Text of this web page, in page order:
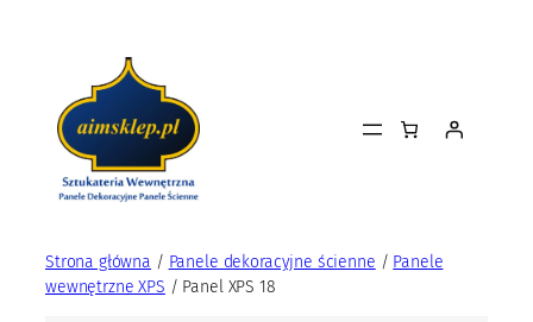
Strona główna / Panele dekoracyjne ścienne / Panele
wewnętrzne XPS / Panel XPS 18